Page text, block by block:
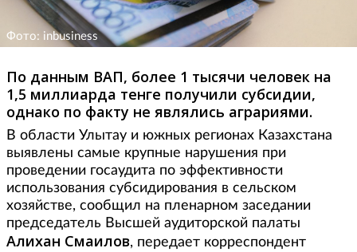
Фото: inbusiness
По данным ВАП, более 1 тысячи человек на
1,5 миллиарда тенге получили субсидии,
однако по факту не являлись аграриями.
В области Улытау и южных регионах Казахстана
выявлены самые крупные нарушения при
проведении госаудита по эффективности
использования субсидирования в сельском
хозяйстве, сообщил на пленарном заседании
председатель Высшей аудиторской палаты
Алихан Смаилов, передает корреспондент